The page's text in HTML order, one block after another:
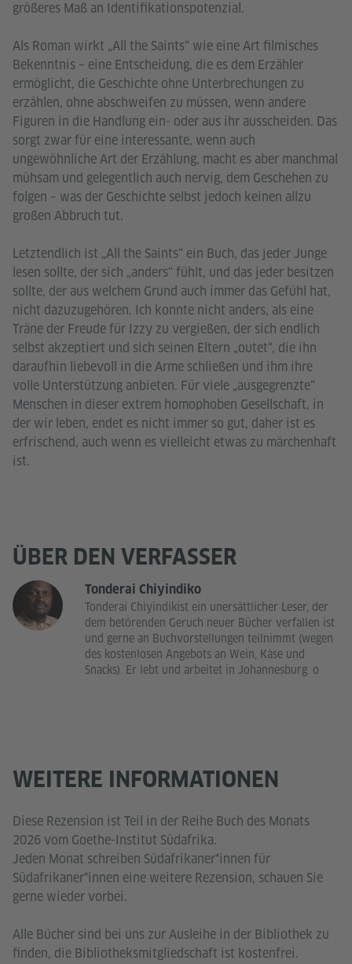
größeres Maß an Identifikationspotenzial.
Als Roman wirkt „All the Saints“ wie eine Art filmisches
Bekenntnis – eine Entscheidung, die es dem Erzähler
ermöglicht, die Geschichte ohne Unterbrechungen zu
erzählen, ohne abschweifen zu müssen, wenn andere
Figuren in die Handlung ein- oder aus ihr ausscheiden. Das
sorgt zwar für eine interessante, wenn auch
ungewöhnliche Art der Erzählung, macht es aber manchmal
mühsam und gelegentlich auch nervig, dem Geschehen zu
folgen – was der Geschichte selbst jedoch keinen allzu
großen Abbruch tut.
Letztendlich ist „All the Saints“ ein Buch, das jeder Junge
lesen sollte, der sich „anders“ fühlt, und das jeder besitzen
sollte, der aus welchem Grund auch immer das Gefühl hat,
nicht dazuzugehören. Ich konnte nicht anders, als eine
Träne der Freude für Izzy zu vergießen, der sich endlich
selbst akzeptiert und sich seinen Eltern „outet“, die ihn
daraufhin liebevoll in die Arme schließen und ihm ihre
volle Unterstützung anbieten. Für viele „ausgegrenzte“
Menschen in dieser extrem homophoben Gesellschaft, in
der wir leben, endet es nicht immer so gut, daher ist es
erfrischend, auch wenn es vielleicht etwas zu märchenhaft
ist.
ÜBER DEN VERFASSER
Tonderai Chiyindiko
Tonderai Chiyindikist ein unersättlicher Leser, der
dem betörenden Geruch neuer Bücher verfallen ist
und gerne an Buchvorstellungen teilnimmt (wegen
des kostenlosen Angebots an Wein, Käse und
Snacks). Er lebt und arbeitet in Johannesburg. o
WEITERE INFORMATIONEN
Diese Rezension ist Teil in der Reihe Buch des Monats
2026 vom Goethe-Institut Südafrika.
Jeden Monat schreiben Südafrikaner*innen für
Südafrikaner*innen eine weitere Rezension, schauen Sie
gerne wieder vorbei.
Alle Bücher sind bei uns zur Ausleihe in der Bibliothek zu
finden, die Bibliotheksmitgliedschaft ist kostenfrei.